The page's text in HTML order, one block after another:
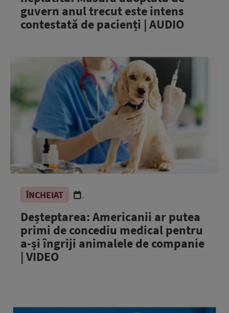
guvern anul trecut este intens
contestată de pacienți | AUDIO
ÎNCHEIAT .
Deșteptarea: Americanii ar putea
primi de concediu medical pentru
a-și îngriji animalele de companie
| VIDEO